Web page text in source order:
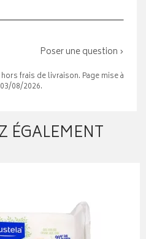
Poser une question ›
frais de livraison. Page mise à
08/2026.
ÉGALEMENT